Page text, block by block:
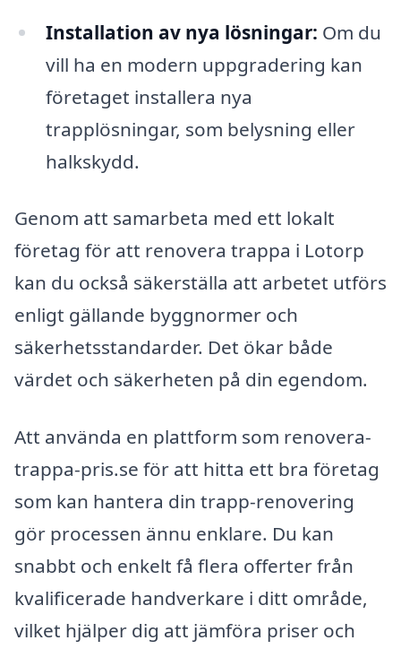
Installation av nya lösningar: Om du
vill ha en modern uppgradering kan
företaget installera nya
trapplösningar, som belysning eller
halkskydd.
Genom att samarbeta med ett lokalt
företag för att renovera trappa i Lotorp
kan du också säkerställa att arbetet utförs
enligt gällande byggnormer och
säkerhetsstandarder. Det ökar både
värdet och säkerheten på din egendom.
Att använda en plattform som renovera-
trappa-pris.se för att hitta ett bra företag
som kan hantera din trapp-renovering
gör processen ännu enklare. Du kan
snabbt och enkelt få flera offerter från
kvalificerade handverkare i ditt område,
vilket hjälper dig att jämföra priser och